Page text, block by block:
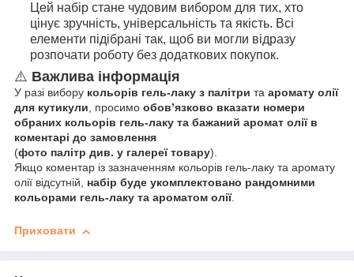
Цей набір стане чудовим вибором для тих, хто
цінує зручність, універсальність та якість. Всі
елементи підібрані так, щоб ви могли відразу
розпочати роботу без додаткових покупок.
⚠️ Важлива інформація
У разі вибору кольорів гель-лаку з палітри та аромату олії
для кутикули, просимо обов’язково вказати номери
обраних кольорів гель-лаку та бажаний аромат олії в
коментарі до замовлення
(фото палітр див. у галереї товару).
Якщо коментар із зазначенням кольорів гель-лаку та аромату
олії відсутній, набір буде укомплектовано рандомними
кольорами гель-лаку та ароматом олії.
Приховати